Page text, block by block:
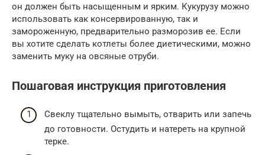
он должен быть насыщенным и ярким. Кукурузу можно
использовать как консервированную, так и
замороженную, предварительно разморозив ее. Если
вы хотите сделать котлеты более диетическими, можно
заменить муку на овсяные отруби.
Пошаговая инструкция приготовления
Свеклу тщательно вымыть, отварить или запечь
до готовности. Остудить и натереть на крупной
терке.